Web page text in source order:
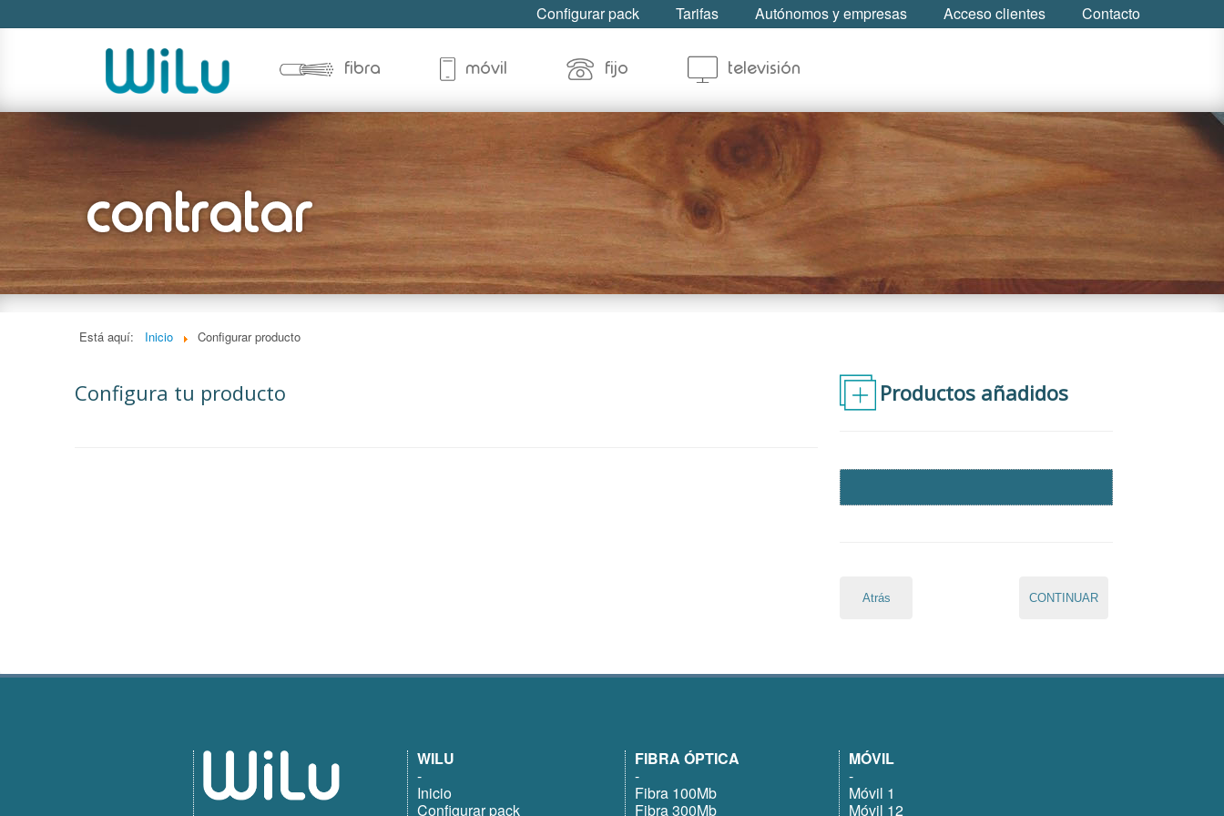
Configurar pack Tarifas Autónomos y empresas Acceso clientes Contacto
fibra móvil fijo televisión
Está aquí: Inicio Configurar producto
Configura tu producto Productos añadidos
WILU
-
Inicio
Configurar pack
FIBRA ÓPTICA
-
Fibra 100Mb
Fibra 300Mb
MÓVIL
-
Móvil 1
Móvil 12